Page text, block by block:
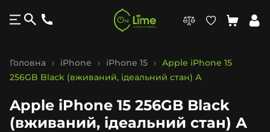
Головна iPhone iPhone 15
Apple iPhone 15
256GB Black (вживаний, ідеальний стан) А
Apple iPhone 15 256GB Black
(вживаний, ідеальний стан) А